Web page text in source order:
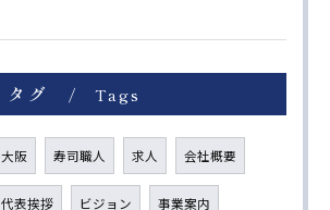
タグ Tags
大阪 寿司職人 求人 会社概要
代表挨拶 ビジョン 事業案内